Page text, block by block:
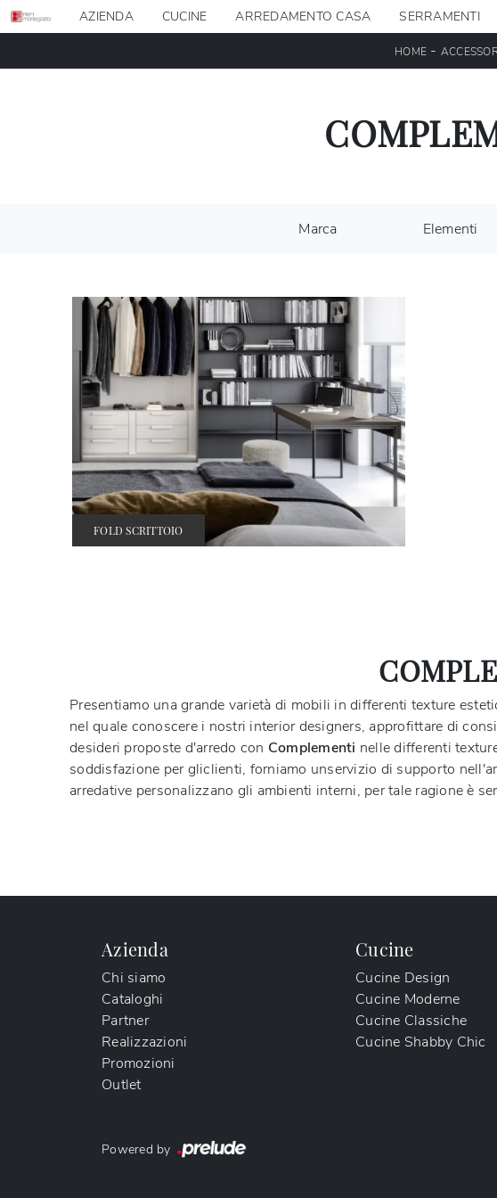
AZIENDA CUCINE ARREDAMENTO CASA SERRAMENTI
HOME -
Marca Elementi
FOLD SCRITTOIO
Presentiamo una grande varietà di mobili in differenti texture
nel quale conoscere i nostri interior designers, approfittare di
desideri proposte d'arredo con Complementi nelle differenti
soddisfazione per gliclienti, forniamo unservizio di supporto
arredative personalizzano gli ambienti interni, per tale ragione è
Azienda
Chi siamo
Cataloghi
Partner
Realizzazioni
Promozioni
Outlet
Cucine
Cucine Design
Cucine Moderne
Cucine Classiche
Cucine Shabby Chic
Powered by